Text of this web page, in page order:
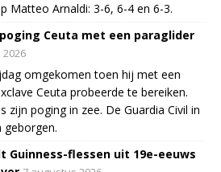
Matteo Arnaldi: 3-6, 6-4 en 6-3.
Ceuta met een paraglider
omgekomen toen hij met een
Ceuta probeerde te bereiken.
zijn poging in zee. De Guardia Civil in
geborgen.
Guinness-flessen uit 19e-eeuws